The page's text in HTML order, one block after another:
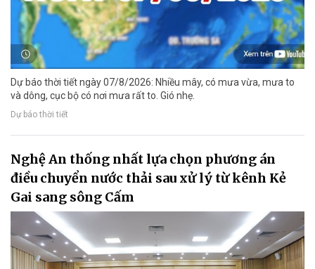
Dự báo thời tiết ngày 07/8/2026: Nhiều mây, có mưa vừa, mưa to
và dông, cục bộ có nơi mưa rất to. Gió nhẹ.
Dự báo thời tiết
Nghệ An thống nhất lựa chọn phương án
điều chuyển nước thải sau xử lý từ kênh Kẻ
Gai sang sông Cấm